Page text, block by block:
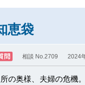
恵袋
相談 No.2709 2024
の奥様、夫婦の危機